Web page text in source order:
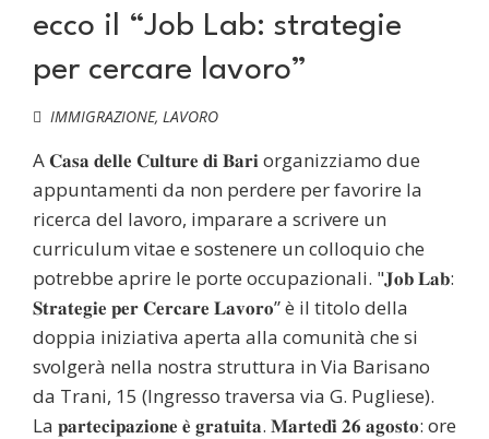
ecco il “Job Lab: strategie
per cercare lavoro”
IMMIGRAZIONE, LAVORO
A 𝐂𝐚𝐬𝐚 𝐝𝐞𝐥𝐥𝐞 𝐂𝐮𝐥𝐭𝐮𝐫𝐞 𝐝𝐢 𝐁𝐚𝐫𝐢 organizziamo due
appuntamenti da non perdere per favorire la
ricerca del lavoro, imparare a scrivere un
curriculum vitae e sostenere un colloquio che
potrebbe aprire le porte occupazionali. "𝐉𝐨𝐛 𝐋𝐚𝐛:
𝐒𝐭𝐫𝐚𝐭𝐞𝐠𝐢𝐞 𝐩𝐞𝐫 𝐂𝐞𝐫𝐜𝐚𝐫𝐞 𝐋𝐚𝐯𝐨𝐫𝐨” è il titolo della
doppia iniziativa aperta alla comunità che si
svolgerà nella nostra struttura in Via Barisano
da Trani, 15 (Ingresso traversa via G. Pugliese).
La 𝐩𝐚𝐫𝐭𝐞𝐜𝐢𝐩𝐚𝐳𝐢𝐨𝐧𝐞 𝐞̀ 𝐠𝐫𝐚𝐭𝐮𝐢𝐭𝐚. 𝐌𝐚𝐫𝐭𝐞𝐝𝐢̀ 𝟐𝟔 𝐚𝐠𝐨𝐬𝐭𝐨: ore